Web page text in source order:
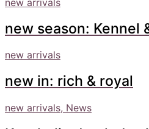
new season: Kennel
new arrivals
new in: rich & royal
new arrivals, News